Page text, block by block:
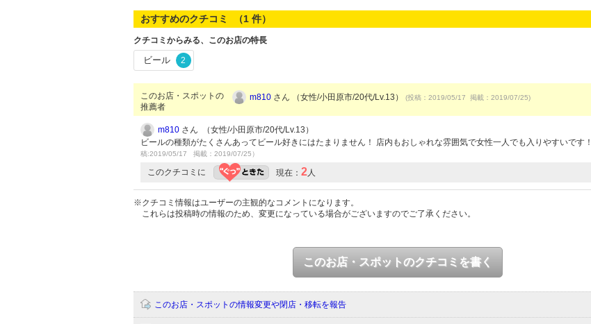
おすすめのクチコミ （1 件）
クチコミからみる、このお店の特長
ビール 2
このお店・スポットの
推薦者
m810 さん （女性/小田原市/20代/Lv.13） (投稿：2019/05/17 掲載：2019/07/25)
m810 さん （女性/小田原市/20代/Lv.13）
ビールの種類がたくさんあってビール好きにはたまりません！ 店内もおしゃれな雰囲気で女性一人でも入りやすいです！
稿:2019/05/17 掲載：2019/07/25）
このクチコミに 現在： 2 人
※クチコミ情報はユーザーの主観的なコメントになります。
これらは投稿時の情報のため、変更になっている場合がございますのでご了承ください。
このお店・スポットのクチコミを書く
このお店・スポットの情報変更や閉店・移転を報告